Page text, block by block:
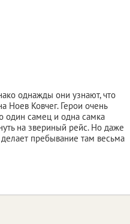
однажды они узнают, что
Ноев Ковчег. Герои очень
один самец и одна самка
на звериный рейс. Но даже
пребывание там весьма